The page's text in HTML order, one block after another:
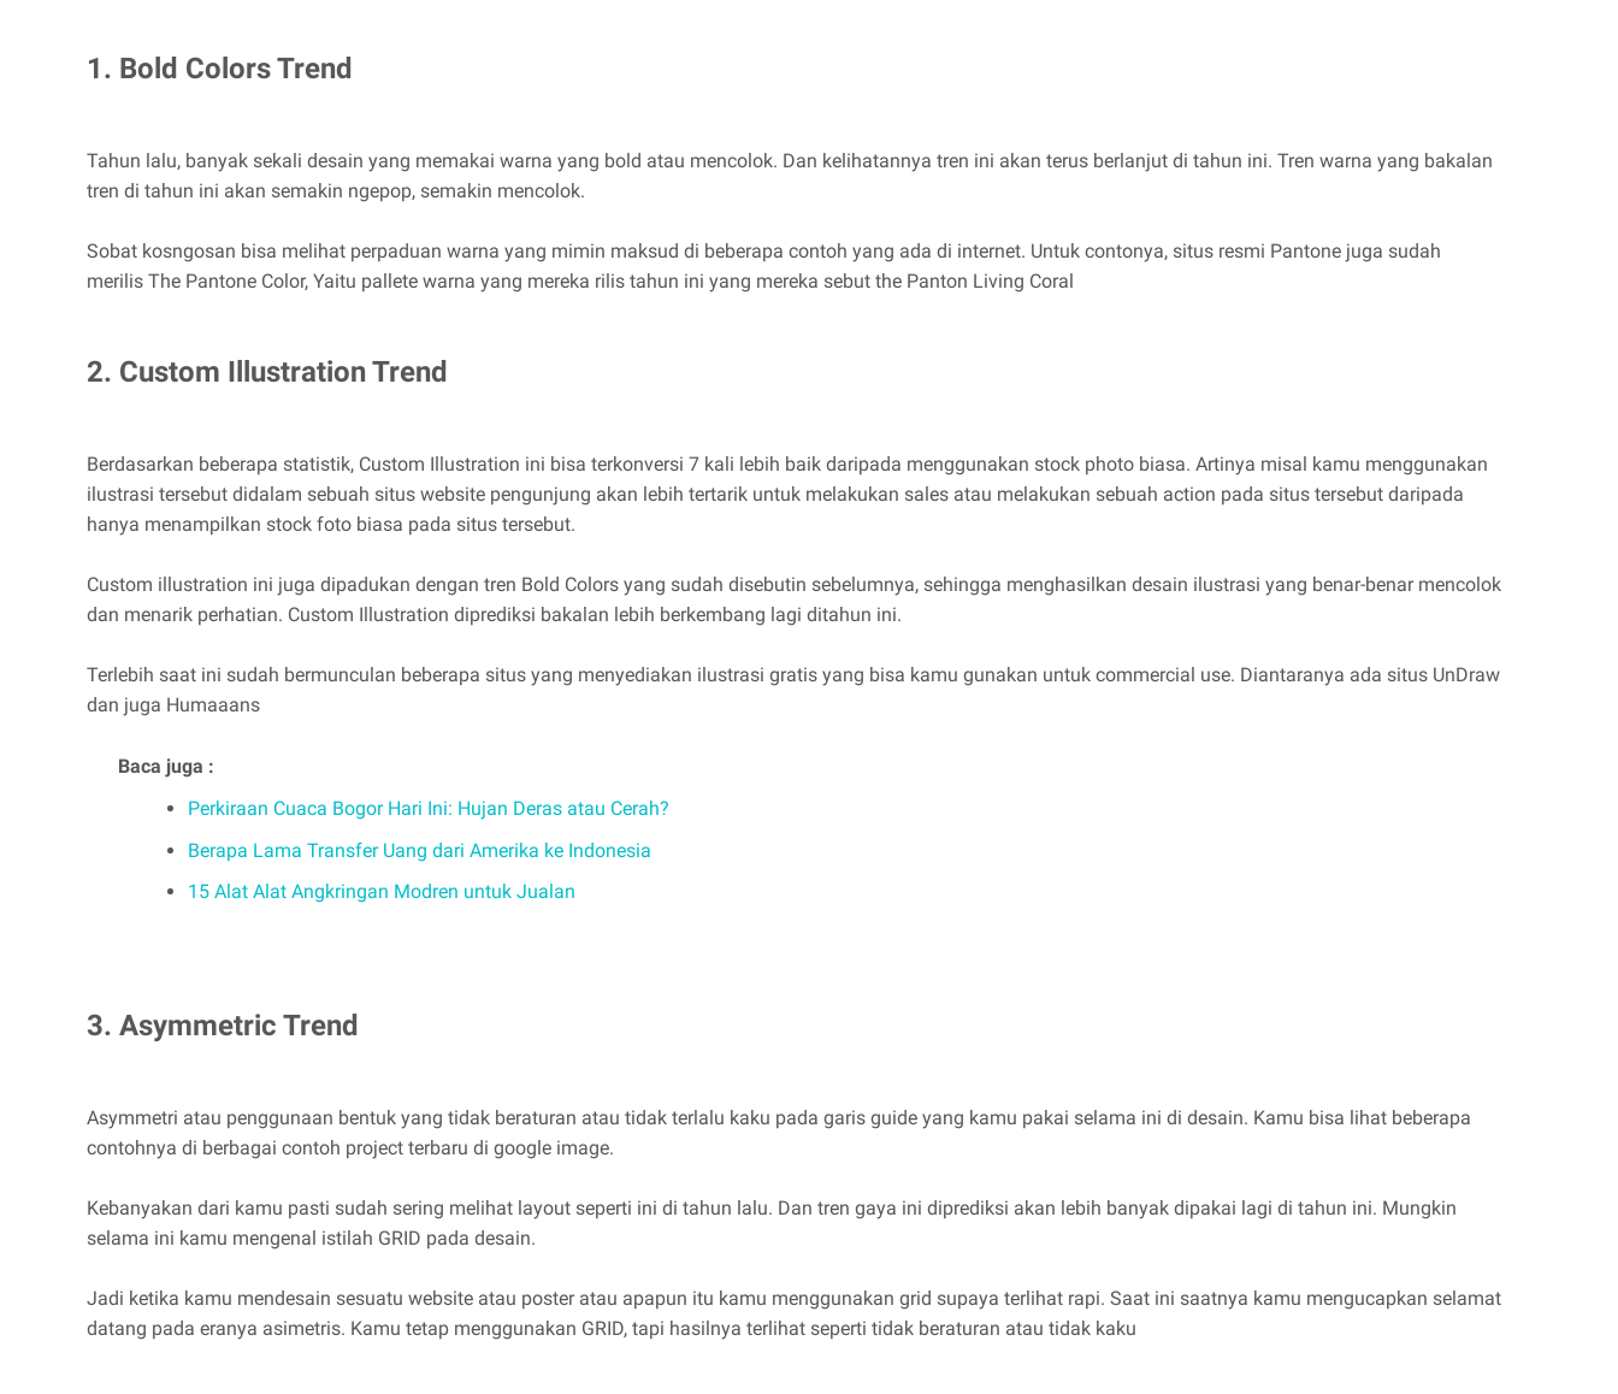
1. Bold Colors Trend
Tahun lalu, banyak sekali desain yang memakai warna yang bold atau mencolok. Dan kelihatannya tren ini akan terus berlanjut di tahun ini. Tren warna yang bakalan
tren di tahun ini akan semakin ngepop, semakin mencolok.
Sobat kosngosan bisa melihat perpaduan warna yang mimin maksud di beberapa contoh yang ada di internet. Untuk contonya, situs resmi Pantone juga sudah
merilis The Pantone Color, Yaitu pallete warna yang mereka rilis tahun ini yang mereka sebut the Panton Living Coral
2. Custom Illustration Trend
Berdasarkan beberapa statistik, Custom Illustration ini bisa terkonversi 7 kali lebih baik daripada menggunakan stock photo biasa. Artinya misal kamu menggunakan
ilustrasi tersebut didalam sebuah situs website pengunjung akan lebih tertarik untuk melakukan sales atau melakukan sebuah action pada situs tersebut daripada
hanya menampilkan stock foto biasa pada situs tersebut.
Custom illustration ini juga dipadukan dengan tren Bold Colors yang sudah disebutin sebelumnya, sehingga menghasilkan desain ilustrasi yang benar-benar mencolok
dan menarik perhatian. Custom Illustration diprediksi bakalan lebih berkembang lagi ditahun ini.
Terlebih saat ini sudah bermunculan beberapa situs yang menyediakan ilustrasi gratis yang bisa kamu gunakan untuk commercial use. Diantaranya ada situs UnDraw
dan juga Humaaans
Baca juga :
Perkiraan Cuaca Bogor Hari Ini: Hujan Deras atau Cerah?
Berapa Lama Transfer Uang dari Amerika ke Indonesia
15 Alat Alat Angkringan Modren untuk Jualan
3. Asymmetric Trend
Asymmetri atau penggunaan bentuk yang tidak beraturan atau tidak terlalu kaku pada garis guide yang kamu pakai selama ini di desain. Kamu bisa lihat beberapa
contohnya di berbagai contoh project terbaru di google image.
Kebanyakan dari kamu pasti sudah sering melihat layout seperti ini di tahun lalu. Dan tren gaya ini diprediksi akan lebih banyak dipakai lagi di tahun ini. Mungkin
selama ini kamu mengenal istilah GRID pada desain.
Jadi ketika kamu mendesain sesuatu website atau poster atau apapun itu kamu menggunakan grid supaya terlihat rapi. Saat ini saatnya kamu mengucapkan selamat
datang pada eranya asimetris. Kamu tetap menggunakan GRID, tapi hasilnya terlihat seperti tidak beraturan atau tidak kaku